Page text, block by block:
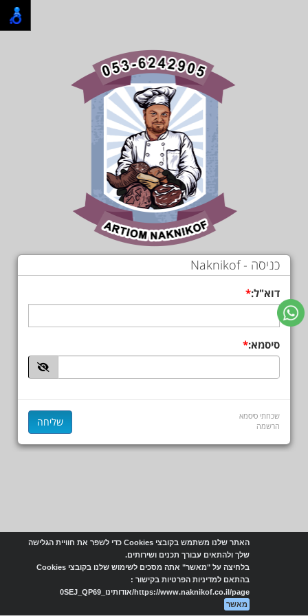
כניסה - Naknikof
דוא"ל:
סיסמא:
שכחתי סיסמא
הרשמה
האתר שלנו משתמש בקובצי Cookies כדי לשפר את חוויית הגלישה
שלך ולהתאים עבורך תכנים ושירותים.
בלחיצה על "מאשר" אתה מסכים לשימוש שלנו בקובצי Cookies
בהתאם למדיניות הפרטיות בקישור :
https://www.naknikof.co.il/page/אודותינו_0SEJ_QP69
מאשר